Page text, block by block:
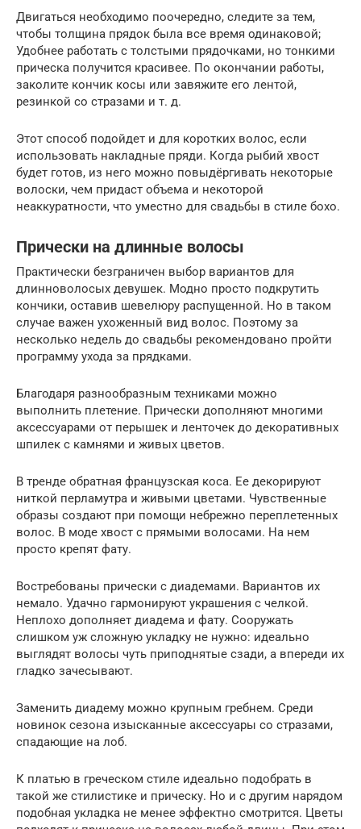
Двигаться необходимо поочередно, следите за тем,
чтобы толщина прядок была все время одинаковой;
Удобнее работать с толстыми прядочками, но тонкими
прическа получится красивее. По окончании работы,
заколите кончик косы или завяжите его лентой,
резинкой со стразами и т. д.
Этот способ подойдет и для коротких волос, если
использовать накладные пряди. Когда рыбий хвост
будет готов, из него можно повыдёргивать некоторые
волоски, чем придаст объема и некоторой
неаккуратности, что уместно для свадьбы в стиле бохо.
Прически на длинные волосы
Практически безграничен выбор вариантов для
длинноволосых девушек. Модно просто подкрутить
кончики, оставив шевелюру распущенной. Но в таком
случае важен ухоженный вид волос. Поэтому за
несколько недель до свадьбы рекомендовано пройти
программу ухода за прядками.
Благодаря разнообразным техниками можно
выполнить плетение. Прически дополняют многими
аксессуарами от перышек и ленточек до декоративных
шпилек с камнями и живых цветов.
В тренде обратная французская коса. Ее декорируют
ниткой перламутра и живыми цветами. Чувственные
образы создают при помощи небрежно переплетенных
волос. В моде хвост с прямыми волосами. На нем
просто крепят фату.
Востребованы прически с диадемами. Вариантов их
немало. Удачно гармонируют украшения с челкой.
Неплохо дополняет диадема и фату. Сооружать
слишком уж сложную укладку не нужно: идеально
выглядят волосы чуть приподнятые сзади, а впереди их
гладко зачесывают.
Заменить диадему можно крупным гребнем. Среди
новинок сезона изысканные аксессуары со стразами,
спадающие на лоб.
К платью в греческом стиле идеально подобрать в
такой же стилистике и прическу. Но и с другим нарядом
подобная укладка не менее эффектно смотрится. Цветы